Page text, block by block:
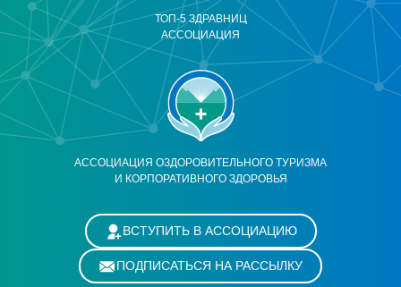
АССОЦИАЦИЯ ОЗДОРОВИТЕЛЬНОГО ТУРИЗМА
И КОРПОРАТИВНОГО ЗДОРОВЬЯ
ТОП-5 ЗДРАВНИЦ
АССОЦИАЦИЯ
ВСТУПИТЬ В АССОЦИАЦИЮ
ПОДПИСАТЬСЯ НА РАССЫЛКУ